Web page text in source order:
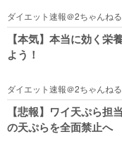
ダイエット速報＠2ちゃんねる
【本気】本当に効く栄
よう！
ダイエット速報＠2ちゃんねる
【悲報】ワイ天ぷら担
の天ぷらを全面禁止へ